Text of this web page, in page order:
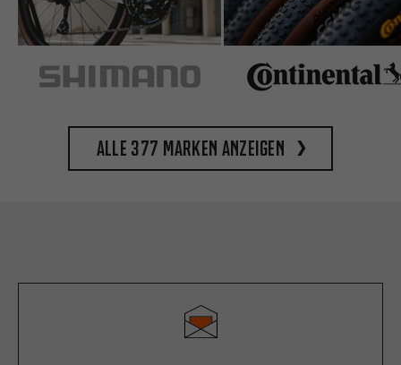
Alle 377 Marken anzeigen